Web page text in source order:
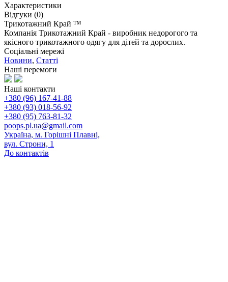
Характеристики
Відгуки (0)
Трикотажний Край ™
Компанія Трикотажний Край - виробник недорогого та
якісного трикотажного одягу для дітей та дорослих.
Соціальні мережі
Новини, Статті
Наші перемоги
Наші контакти
+380 (96) 167-41-88
+380 (93) 018-56-92
+380 (95) 763-81-32
poops.pl.ua@gmail.com
Україна, м. Горішні Плавні,
вул. Строни, 1
До контактів